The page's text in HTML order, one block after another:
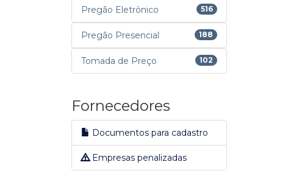
Pregão Eletrônico 516
Pregão Presencial 188
Tomada de Preço 102
Fornecedores
Documentos para cadastro
Empresas penalizadas